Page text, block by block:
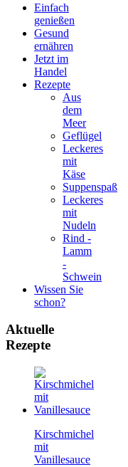
Einfach
genießen
Gesund
ernähren
Jetzt im
Handel
Rezepte
Aus
dem
Meer
Geflügel
Leckeres
mit
Käse
Suppenspaß
Leckeres
mit
Nudeln
Rind -
Lamm
-
Schwein
Wissen Sie
schon?
Aktuelle
Rezepte
Kirschmichel
mit
Vanillesauce